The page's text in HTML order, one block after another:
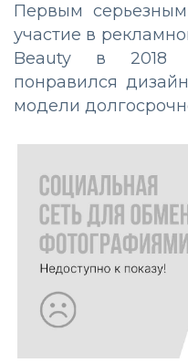
Первым
участие в
Beauty в 2018
понравился
модели